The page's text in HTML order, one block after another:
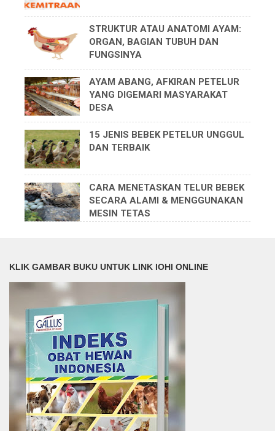
STRUKTUR ATAU ANATOMI AYAM:
ORGAN, BAGIAN TUBUH DAN
FUNGSINYA
AYAM ABANG, AFKIRAN PETELUR
YANG DIGEMARI MASYARAKAT
DESA
15 JENIS BEBEK PETELUR UNGGUL
DAN TERBAIK
CARA MENETASKAN TELUR BEBEK
SECARA ALAMI & MENGGUNAKAN
MESIN TETAS
KLIK GAMBAR BUKU UNTUK LINK IOHI ONLINE